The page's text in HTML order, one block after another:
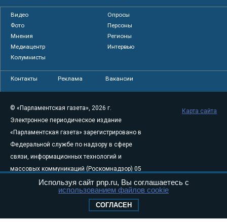
Видео
Опросы
Фото
Персоны
Мнения
Регионы
Медиацентр
Интервью
Колумнисты
Контакты Реклама Вакансии
© «Парламентская газета», 2026 г.
Электронное периодическое издание
«Парламентская газета» зарегистрировано в
Федеральной службе по надзору в сфере
связи, информационных технологий и
массовых коммуникаций (Роскомнадзор) 05
августа 2011 года. 18+
Свидетельство о регистрации Эл № ФС77-
Учредитель — АНО «Парламентская газета»
Карта сайта
Используя сайт pnp.ru, Вы соглашаетесь с
использованием файлов cookie
СОГЛАСЕН